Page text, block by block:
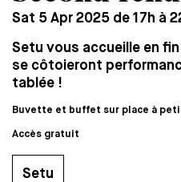
Sat 5 Apr 2025 de 17h à
Setu vous accueille en
se côtoieront
tablée !
Buvette et buffet sur place à
Accès gratuit
Setu